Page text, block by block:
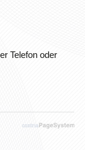
Telefon oder